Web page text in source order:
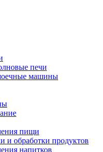
печи
машины
пищи
и обработки продуктов
напитков